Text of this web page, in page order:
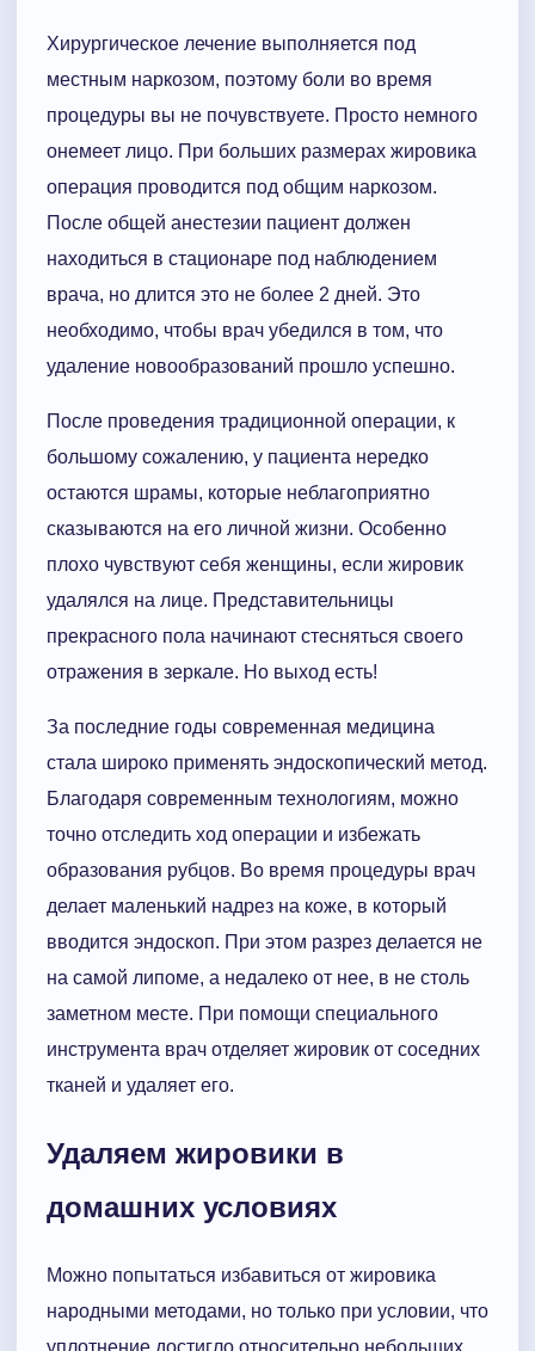
Хирургическое лечение выполняется под
местным наркозом, поэтому боли во время
процедуры вы не почувствуете. Просто немного
онемеет лицо. При больших размерах жировика
операция проводится под общим наркозом.
После общей анестезии пациент должен
находиться в стационаре под наблюдением
врача, но длится это не более 2 дней. Это
необходимо, чтобы врач убедился в том, что
удаление новообразований прошло успешно.
После проведения традиционной операции, к
большому сожалению, у пациента нередко
остаются шрамы, которые неблагоприятно
сказываются на его личной жизни. Особенно
плохо чувствуют себя женщины, если жировик
удалялся на лице. Представительницы
прекрасного пола начинают стесняться своего
отражения в зеркале. Но выход есть!
За последние годы современная медицина
стала широко применять эндоскопический метод.
Благодаря современным технологиям, можно
точно отследить ход операции и избежать
образования рубцов. Во время процедуры врач
делает маленький надрез на коже, в который
вводится эндоскоп. При этом разрез делается не
на самой липоме, а недалеко от нее, в не столь
заметном месте. При помощи специального
инструмента врач отделяет жировик от соседних
тканей и удаляет его.
Удаляем жировики в
домашних условиях
Можно попытаться избавиться от жировика
народными методами, но только при условии, что